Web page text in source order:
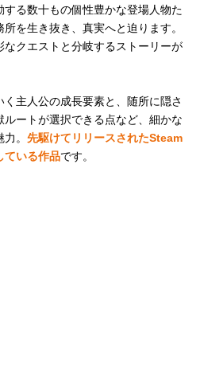
る数十もの個性豊かな登場人物た
を生き抜き、真実へと迫ります。
クエストと分岐するストーリーが
主人公の成長要素と、随所に隠さ
ートが選択できる点など、細かな
。 先駆けてリリースされたSteam
ている作品です。